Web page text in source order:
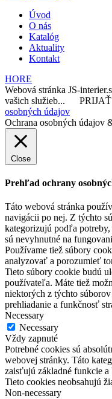
Úvod
O nás
Katalóg
Aktuality
Kontakt
HORE
Webová stránka JS-
vašich služieb...
PRIJAŤ
osobných údajov
Ochrana osobných údajov
Close
Prehľad ochrany
Táto webová stránka
navigácii po nej. Z týchto
kategorizujú podľa
sú nevyhnutné na
Používame tiež súbory
analyzovať a porozumieť
Tieto súbory cookie budú
používateľa. Máte tiež
niektorých z týchto
prehliadanie a funkčnosť
Necessary
Necessary
Vždy zapnuté
Potrebné cookies sú
webovej stránky. Táto
zaisťujú základné funkcie a
Tieto cookies neobsahujú
Non-necessary